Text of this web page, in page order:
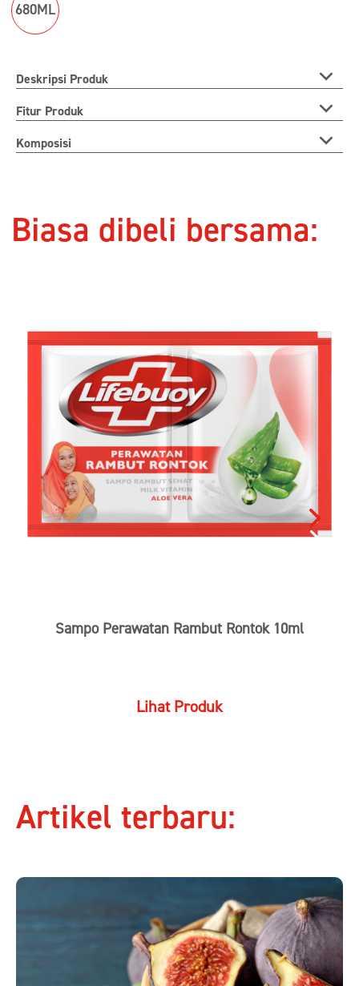
680ML
Deskripsi Produk
Fitur Produk
Komposisi
Biasa dibeli bersama:
Sampo Perawatan Rambut Rontok 10ml
Lihat Produk
Artikel terbaru: